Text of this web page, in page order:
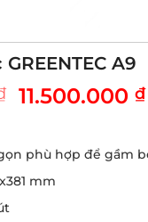
A9
Giá
15.500.000
11.500.000₫
phù hợp để gầm
mm